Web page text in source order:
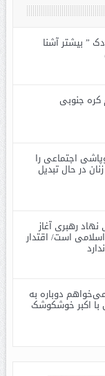
” بیشتر آشنا
جنوبی
اجتماعی را
در حال تبدیل
نهاد رهبری آغاز
است/ اقتدار
دوباره به
با اکبر خوشکوشک